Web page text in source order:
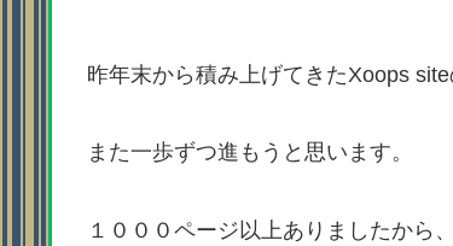
昨年末から積み上げてきたXoops
また一歩ずつ進もうと思います。
１０００ページ以上ありましたから、